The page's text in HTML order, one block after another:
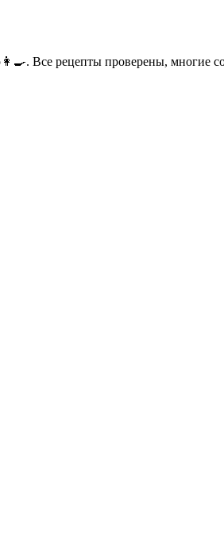
Все рецепты проверены, многие